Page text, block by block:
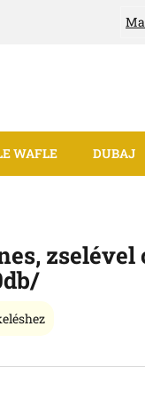
WAFLE DUBAJ
zselével